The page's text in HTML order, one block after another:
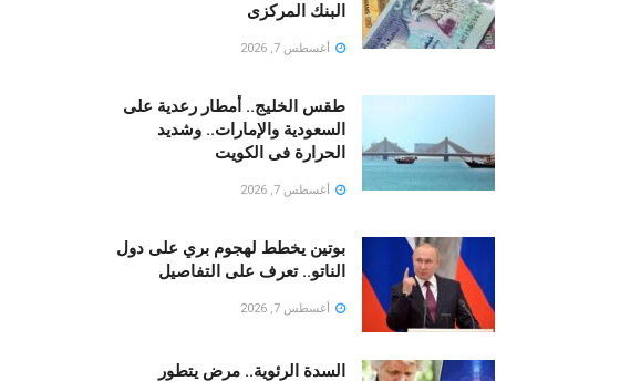
البنك المركزى
أغسطس 7, 2026
طقس الخليج.. أمطار رعدية على
السعودية والإمارات.. وشديد
الحرارة فى الكويت
أغسطس 7, 2026
بوتين يخطط لهجوم بري على دول
الناتو.. تعرف على التفاصيل
أغسطس 7, 2026
السدة الرئوية.. مرض يتطور